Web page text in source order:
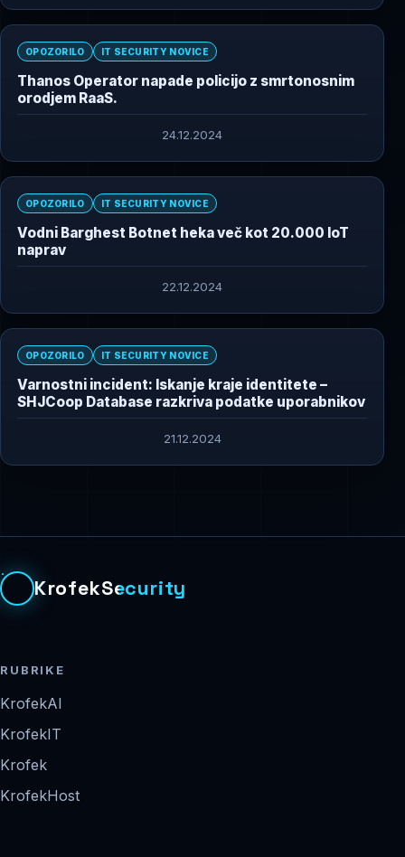
OPOZORILO IT SECURITY NOVICE
Thanos Operator napade policijo z smrtonosnim
orodjem RaaS.
24.12.2024
OPOZORILO IT SECURITY NOVICE
Vodni Barghest Botnet heka več kot 20.000 IoT
naprav
22.12.2024
OPOZORILO IT SECURITY NOVICE
Varnostni incident: Iskanje kraje identitete –
SHJCoop Database razkriva podatke uporabnikov
21.12.2024
KrofekSecurity
RUBRIKE
KrofekAI
KrofekIT
Krofek
KrofekHost